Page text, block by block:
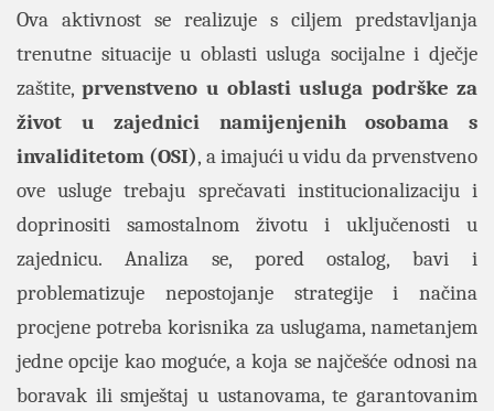
Ova aktivnost se realizuje s ciljem predstavljanja
trenutne situacije u oblasti usluga socijalne i dječje
zaštite,prvenstveno u oblasti usluga podrške za
život u zajednici namijenjenih osobama s
invaliditetom (OSI), a imajući u vidu da prvenstveno
ove usluge trebaju sprečavati institucionalizaciju i
doprinositi samostalnom životu i uključenosti u
zajednicu. Analiza se, pored ostalog, bavi i
problematizuje nepostojanje strategije i načina
procjene potreba korisnika za uslugama, nametanjem
jedne opcije kao moguće, a koja se najčešće odnosi na
boravak ili smještaj u ustanovama, te garantovanim